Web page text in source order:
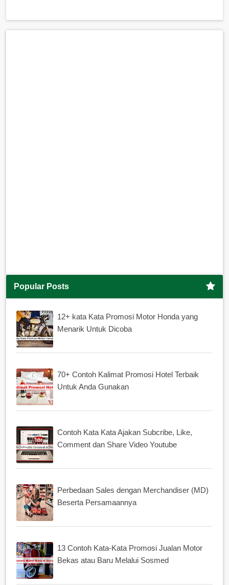
Popular Posts
12+ kata Kata Promosi Motor Honda yang
Menarik Untuk Dicoba
70+ Contoh Kalimat Promosi Hotel Terbaik
Untuk Anda Gunakan
Contoh Kata Kata Ajakan Subcribe, Like,
Comment dan Share Video Youtube
Perbedaan Sales dengan Merchandiser (MD)
Beserta Persamaannya
13 Contoh Kata-Kata Promosi Jualan Motor
Bekas atau Baru Melalui Sosmed